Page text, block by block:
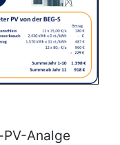
Analge